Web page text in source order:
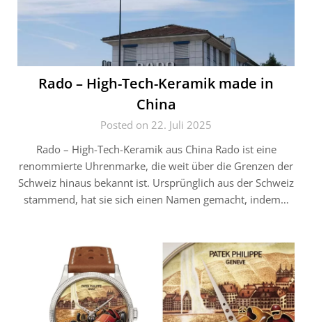
Rado – High-Tech-Keramik made in
China
Posted on 22. Juli 2025
Rado – High-Tech-Keramik aus China Rado ist eine
renommierte Uhrenmarke, die weit über die Grenzen der
Schweiz hinaus bekannt ist. Ursprünglich aus der Schweiz
stammend, hat sie sich einen Namen gemacht, indem…